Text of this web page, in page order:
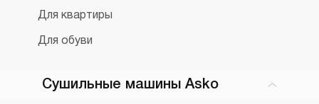
Для квартиры
Для обуви
Сушильные машины Asko